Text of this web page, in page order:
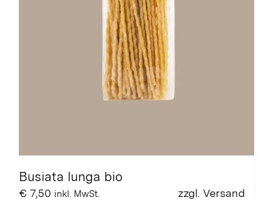
Busiata lunga bio
€ 7,50 inkl. MwSt. zzgl. Versand